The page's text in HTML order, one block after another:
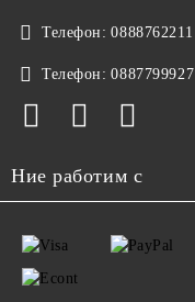
Телефон: 0888762211
Телефон: 0887799927
Ние работим с